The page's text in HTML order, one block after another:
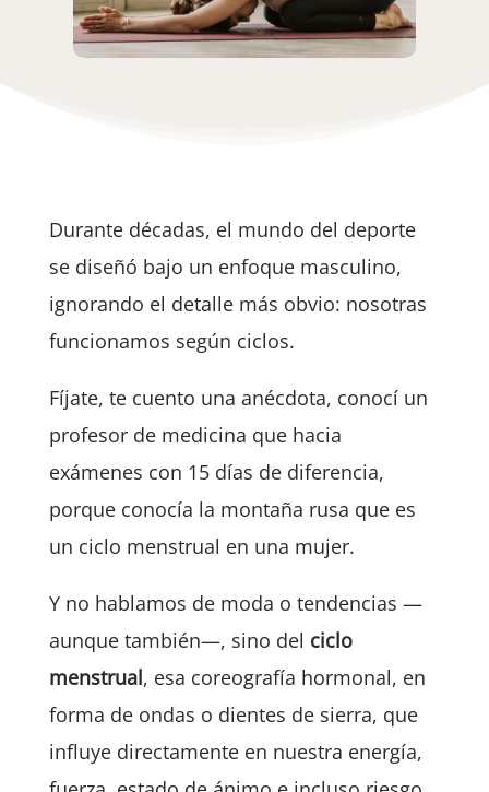
Durante décadas, el mundo del deporte
se diseñó bajo un enfoque masculino,
ignorando el detalle más obvio: nosotras
funcionamos según ciclos.
Fíjate, te cuento una anécdota, conocí un
profesor de medicina que hacia
exámenes con 15 días de diferencia,
porque conocía la montaña rusa que es
un ciclo menstrual en una mujer.
Y no hablamos de moda o tendencias —
aunque también—, sino del ciclo
menstrual, esa coreografía hormonal, en
forma de ondas o dientes de sierra, que
influye directamente en nuestra energía,